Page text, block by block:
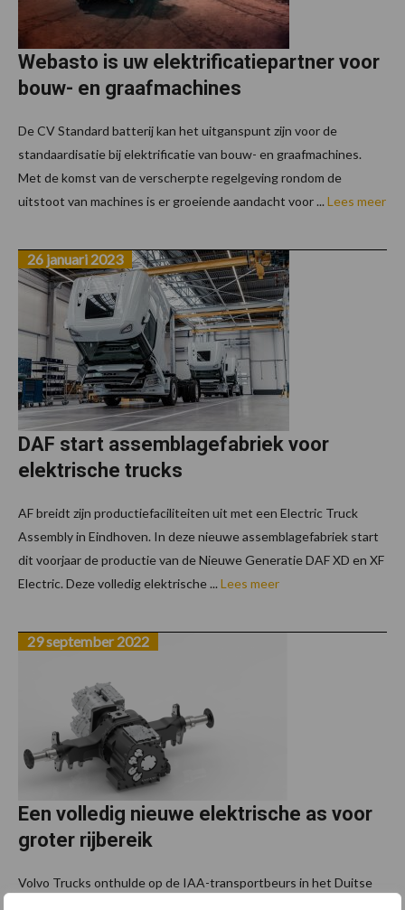
Webasto is uw elektrificatiepartner voor
bouw- en graafmachines
De CV Standard batterij kan het uitganspunt zijn voor de
standaardisatie bij elektrificatie van bouw- en graafmachines.
Met de komst van de verscherpte regelgeving rondom de
uitstoot van machines is er groeiende aandacht voor ... Lees meer
DAF start assemblagefabriek voor
elektrische trucks
26 januari 2023
AF breidt zijn productiefaciliteiten uit met een Electric Truck
Assembly in Eindhoven. In deze nieuwe assemblagefabriek start
dit voorjaar de productie van de Nieuwe Generatie DAF XD en XF
Electric. Deze volledig elektrische ... Lees meer
Een volledig nieuwe elektrische as voor
groter rijbereik
29 september 2022
Volvo Trucks onthulde op de IAA-transportbeurs in het Duitse